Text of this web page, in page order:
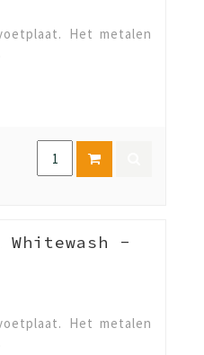
Het metalen
-
Het metalen